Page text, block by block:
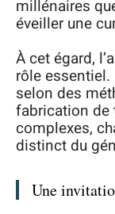
millénaires
éveiller une
À cet égard,
rôle
selon des
fabrication
complexes,
distinct du
Une